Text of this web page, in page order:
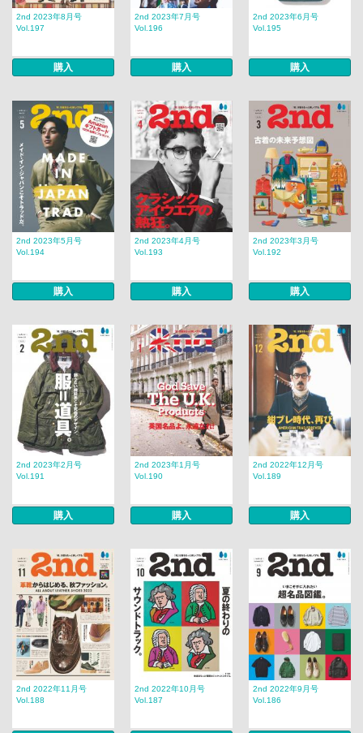
2nd 2023年8月号
Vol.197
購入
2nd 2023年7月号
Vol.196
購入
2nd 2023年6月号
Vol.195
購入
2nd 2023年5月号
Vol.194
購入
2nd 2023年4月号
Vol.193
購入
2nd 2023年3月号
Vol.192
購入
2nd 2023年2月号
Vol.191
購入
2nd 2023年1月号
Vol.190
購入
2nd 2022年12月号
Vol.189
購入
2nd 2022年11月号
Vol.188
2nd 2022年10月号
Vol.187
2nd 2022年9月号
Vol.186